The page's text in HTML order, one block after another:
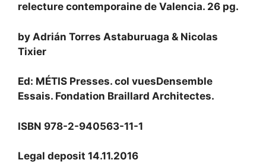
relecture contemporaine de Valencia. 26 pg.
by Adrián Torres Astaburuaga & Nicolas
Tixier
Ed: MÉTIS Presses. col vuesDensemble
Essais. Fondation Braillard Architectes.
ISBN 978-2-940563-11-1
Legal deposit 14.11.2016